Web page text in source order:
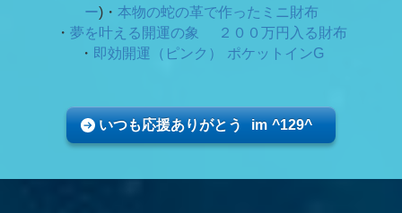
ー)・ 本物の蛇の革で作ったミニ財布
・ 夢を叶える開運の象 ２００万円入る財布
・ 即効開運（ピンク） ポケットインG
いつも応援ありがとう im ^129^